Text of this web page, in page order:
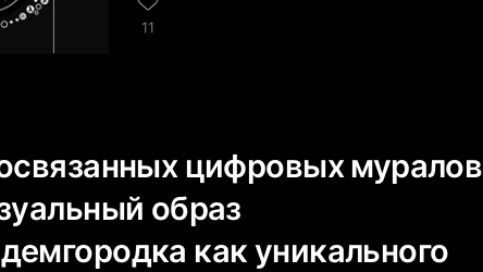
11
цифровых муралов
образ
как уникального